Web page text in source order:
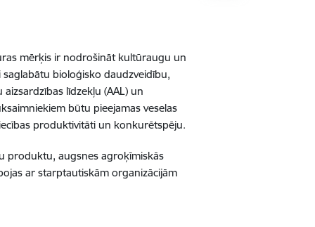
mērķis ir nodrošināt kultūraugu un
bioloģisko daudzveidību,
līdzekļu (AAL) un
būtu pieejamas veselas
produktivitāti un konkurētspēju.
produktu, augsnes agroķīmiskās
ar starptautiskām organizācijām